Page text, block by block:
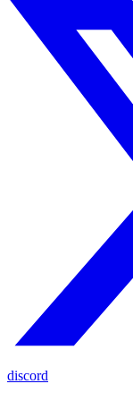
discord